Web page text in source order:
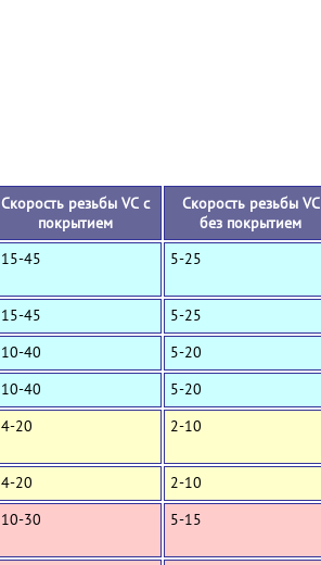
Скорость резьбы VC с
покрытием
Скорость резьбы VC
без покрытием
15-45 5-25
15-45 5-25
10-40 5-20
10-40 5-20
4-20 2-10
4-20 2-10
10-30 5-15